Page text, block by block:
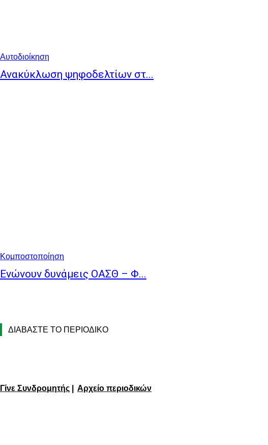
Αυτοδιοίκηση
Ανακύκλωση ψηφοδελτίων στ...
Κομποστοποίηση
Ενώνουν δυνάμεις ΟΑΣΘ – Φ...
ΔΙΑΒΑΣΤΕ ΤΟ ΠΕΡΙΟΔΙΚΟ
Γίνε Συνδρομητής
Αρχείο περιοδικών